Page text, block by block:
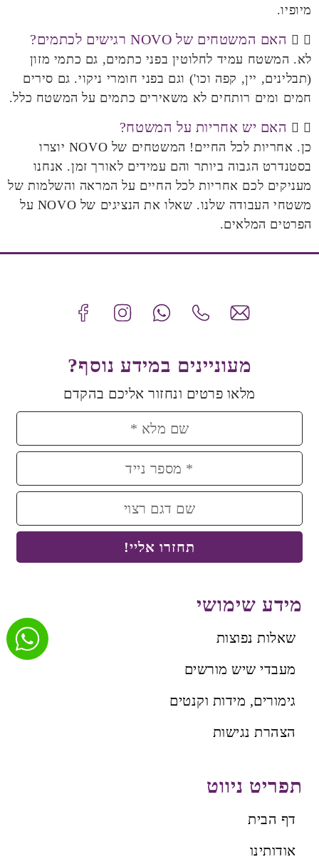
מיופיו.
האם המשטחים של NOVO רגישים לכתמים?
לא. המשטח עמיד לחלוטין בפני כתמים, גם כתמי מזון
(תבלינים, יין, קפה וכו') וגם בפני חומרי ניקוי. גם סירים
חמים ומים רותחים לא משאירים כתמים על המשטח כלל.
האם יש אחריות על המשטח?
כן. אחריות לכל החיים! המשטחים של NOVO יוצרו
בסטנדרט הגבוה ביותר והם עמידים לאורך זמן. אנחנו
מעניקים לכם אחריות לכל החיים על המראה והשלמות של
משטחי העבודה שלנו. שאלו את הנציגים של NOVO על
הפרטים המלאים.
תפריט ניווט
דף הבית
אודותינו
מידע שימושי
שאלות נפוצות
מעבדי שיש מורשים
גימורים, מידות וקנטים
הצהרת נגישות
מעוניינים במידע נוסף?
מלאו פרטים ונחזור אליכם בהקדם
תחזרו אליי!